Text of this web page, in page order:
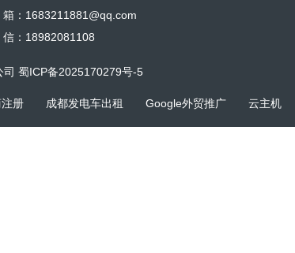
箱：1683211881@qq.com
信：18982081108
蜀ICP备2025170279号-5
册 成都发电车出租 Google外贸推广 云主机